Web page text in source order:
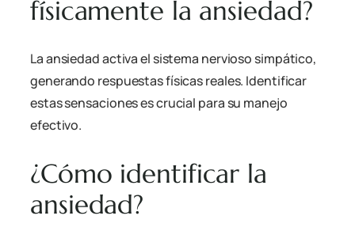
físicamente la ansiedad?
La ansiedad activa el sistema nervioso simpático,
generando respuestas físicas reales. Identificar
estas sensaciones es crucial para su manejo
efectivo.
¿Cómo identificar la
ansiedad?